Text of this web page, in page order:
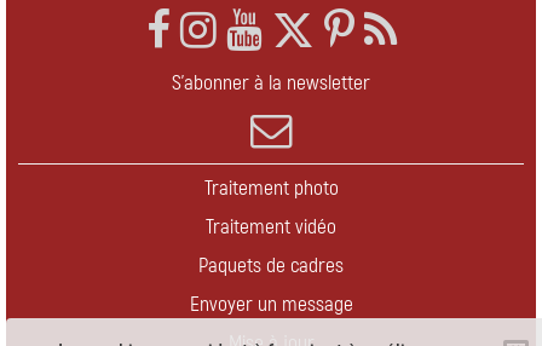
S'abonner à la newsletter
Traitement photo
Traitement vidéo
Paquets de cadres
Envoyer un message